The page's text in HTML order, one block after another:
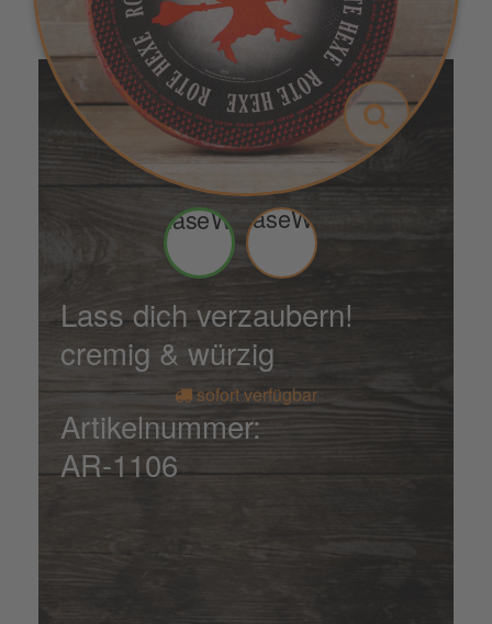
Lass dich verzaubern!
cremig & würzig
sofort verfügbar
Artikelnummer:
AR-1106